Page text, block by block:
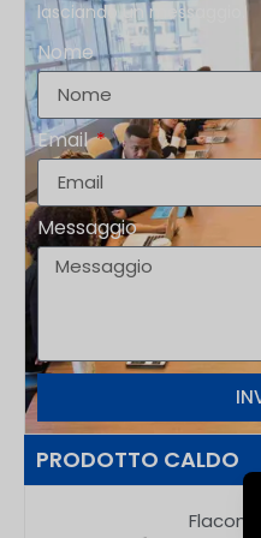
lasciando un messaggio.
Nome
Email
Messaggio
PRODOTTO CALDO